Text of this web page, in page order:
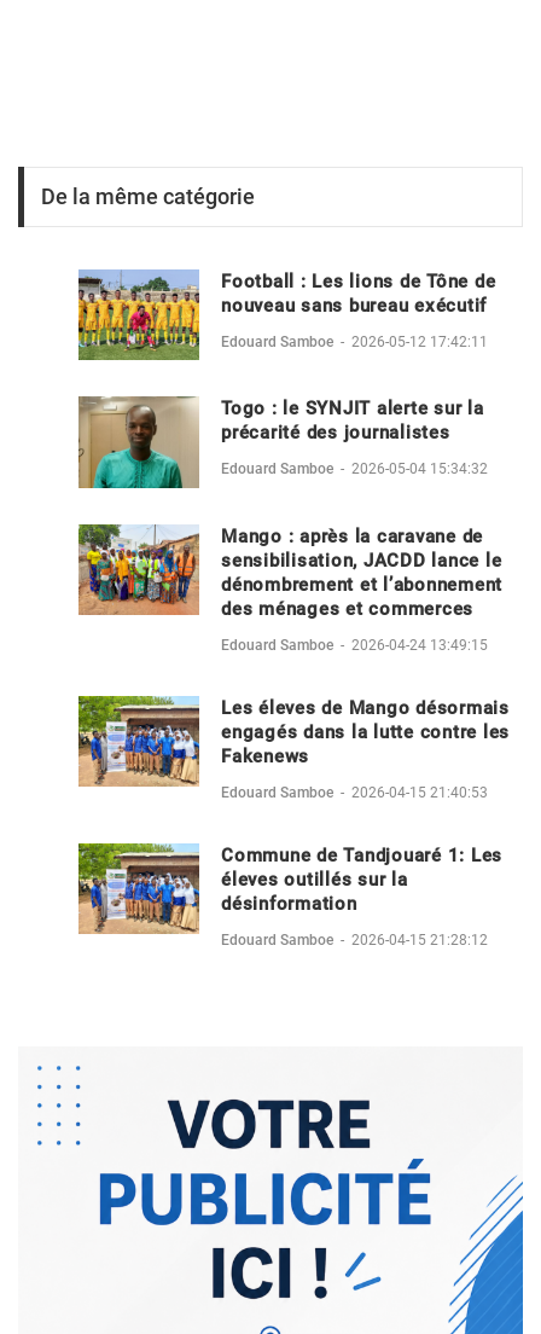
De la même catégorie
Football : Les lions de Tône de
nouveau sans bureau exécutif
Edouard Samboe - 2026-05-12 17:42:11
Togo : le SYNJIT alerte sur la
précarité des journalistes
Edouard Samboe - 2026-05-04 15:34:32
Mango : après la caravane de
sensibilisation, JACDD lance le
dénombrement et l’abonnement
des ménages et commerces
Edouard Samboe - 2026-04-24 13:49:15
Les éleves de Mango désormais
engagés dans la lutte contre les
Fakenews
Edouard Samboe - 2026-04-15 21:40:53
Commune de Tandjouaré 1: Les
éleves outillés sur la
désinformation
Edouard Samboe - 2026-04-15 21:28:12